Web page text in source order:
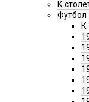
К
Футбол
К